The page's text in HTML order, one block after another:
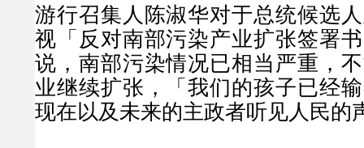
游行召集人陈淑华对于总统候选
视「反对南部污染产业扩张签署
说，南部污染情况已相当严重，
业继续扩张，「我们的孩子已经
现在以及未来的主政者听见人民的